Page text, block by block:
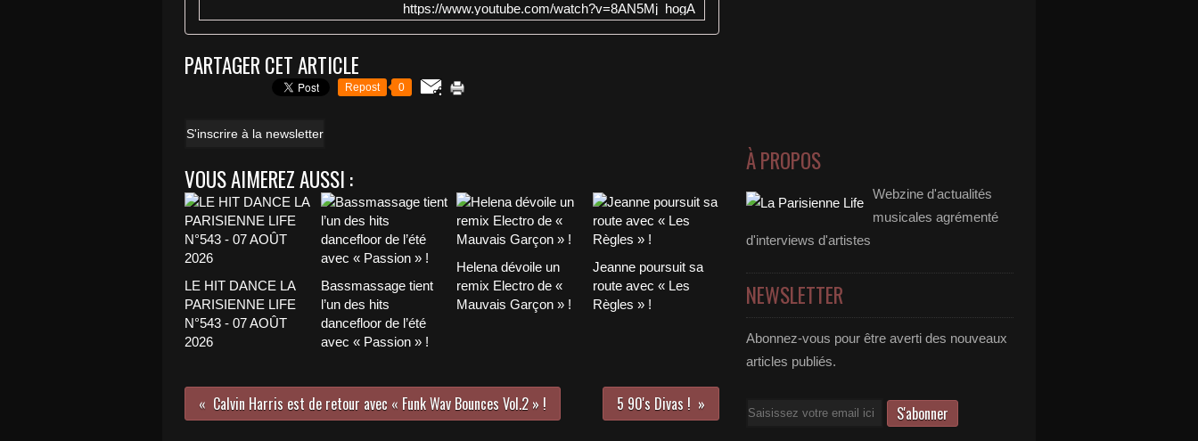
https://www.youtube.com/watch?v=8AN5Mj_hogA
PARTAGER CET ARTICLE
Repost 0
S'inscrire à la newsletter
VOUS AIMEREZ AUSSI :
LE HIT DANCE LA
PARISIENNE LIFE
N°543 - 07 AOÛT
2026
Bassmassage tient
l’un des hits
dancefloor de l’été
avec « Passion » !
Helena dévoile un
remix Electro de «
Mauvais Garçon » !
Jeanne poursuit sa
route avec « Les
Règles » !
Calvin Harris est de retour avec « Funk Wav Bounces Vol.2 » ! 5 90's Divas !
À PROPOS
Webzine d'actualités
musicales agrémenté
d'interviews d'artistes
NEWSLETTER
Abonnez-vous pour être averti des nouveaux
articles publiés.
Email